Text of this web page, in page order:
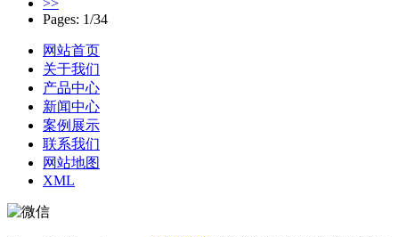
>>
Pages: 1/34
网站首页
关于我们
产品中心
新闻中心
案例展示
联系我们
网站地图
XML